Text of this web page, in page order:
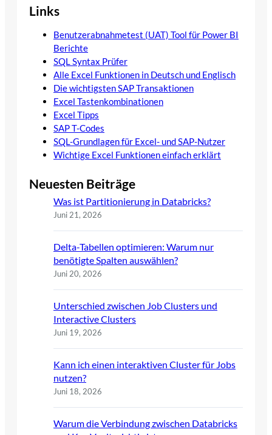
Links
Benutzerabnahmetest (UAT) Tool für Power BI
Berichte
SQL Syntax Prüfer
Alle Excel Funktionen in Deutsch und Englisch
Die wichtigsten SAP Transaktionen
Excel Tastenkombinationen
Excel Tipps
SAP T-Codes
SQL-Grundlagen für Excel- und SAP-Nutzer
Wichtige Excel Funktionen einfach erklärt
Neuesten Beiträge
Was ist Partitionierung in Databricks?
Juni 21, 2026
Delta-Tabellen optimieren: Warum nur
benötigte Spalten auswählen?
Juni 20, 2026
Unterschied zwischen Job Clusters und
Interactive Clusters
Juni 19, 2026
Kann ich einen interaktiven Cluster für Jobs
nutzen?
Juni 18, 2026
Warum die Verbindung zwischen Databricks